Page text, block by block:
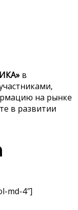
в
на рынке
в развитии
md-4″]